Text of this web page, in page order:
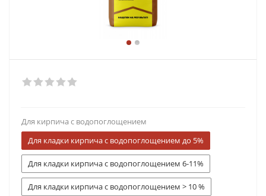
Для кирпича с водопоглощением
Для кладки кирпича с водопоглощением до 5%
Для кладки кирпича с водопоглощением 6-11%
Для кладки кирпича с водопоглощением > 10 %